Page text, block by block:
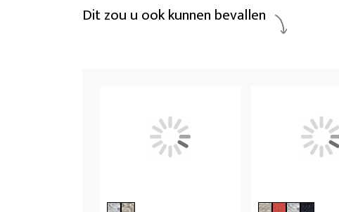
Dit zou u ook kunnen bevallen